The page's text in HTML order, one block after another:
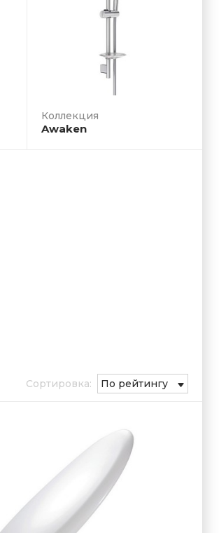
Awaken
Сортировка: По рейтингу